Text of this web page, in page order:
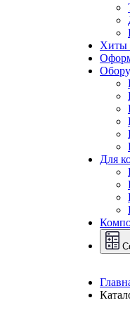
Хиты
Для